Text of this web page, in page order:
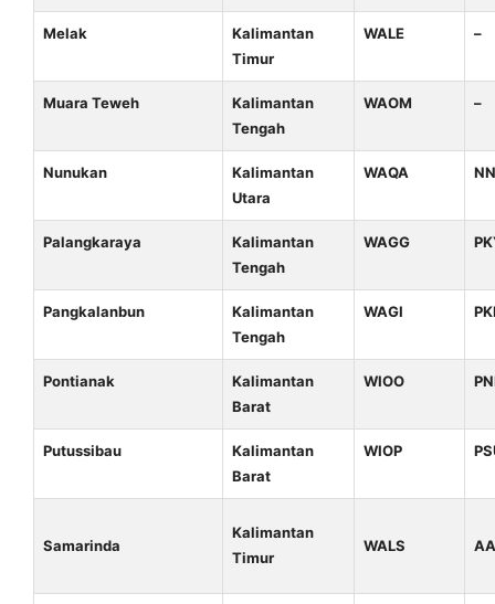
Melak
Kalimantan
Timur
WALE –
Muara Teweh
Kalimantan
Tengah
WAOM –
Nunukan
Kalimantan
Utara
WAQA
Palangkaraya
Kalimantan
Tengah
WAGG
Pangkalanbun
Kalimantan
Tengah
WAGI
Pontianak
Kalimantan
Barat
WIOO
Putussibau
Kalimantan
Barat
WIOP
Samarinda
Kalimantan
Timur
WALS